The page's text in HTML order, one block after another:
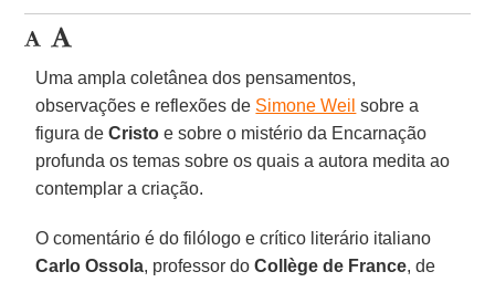
Uma ampla coletânea dos pensamentos,
observações e reflexões de Simone Weil sobre a
figura deCristo e sobre o mistério da Encarnação
profunda os temas sobre os quais a autora medita ao
contemplar a criação.
O comentário é do filólogo e crítico literário italiano
Carlo Ossola, professor doCollège de France, de